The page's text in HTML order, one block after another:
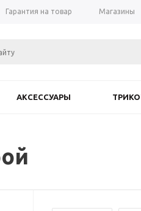
Гарантия на товар Магазины
АКСЕССУАРЫ